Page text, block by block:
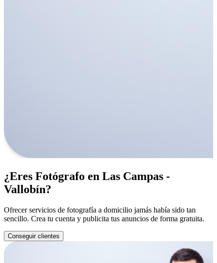
¿Eres Fotógrafo en Las Campas -
Vallobín?
Ofrecer servicios de fotografía a domicilio jamás había sido tan
sencillo. Crea tu cuenta y publicita tus anuncios de forma gratuita.
Conseguir clientes